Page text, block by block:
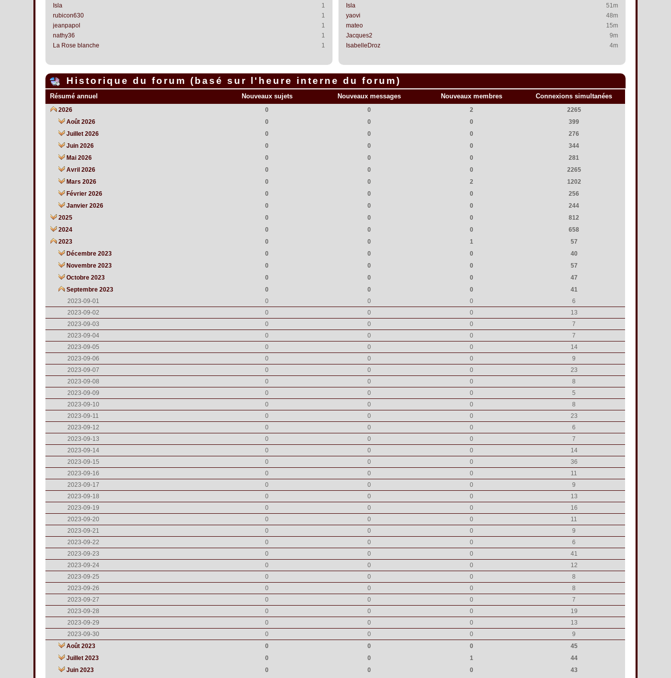
Isla
1
rubicon630
1
jeanpapol
1
nathy36
1
La Rose blanche
1
Isla
51m
yaovi
48m
mateo
15m
Jacques2
9m
IsabelleDroz
4m
Historique du forum (basé sur l'heure interne du forum)
Résumé annuel Nouveaux sujets Nouveaux messages Nouveaux membres Connexions simultanées
2026 0 0 2
2265
Août 2026
0 0 0
399
Juillet 2026
0 0 0
276
Juin 2026
0 0 0
344
Mai 2026
0 0 0
281
Avril 2026
0 0 0
2265
Mars 2026
0 0 2
1202
Février 2026
0 0 0
256
Janvier 2026
0 0 0
244
2025
0 0 0
812
2024
0 0 0
658
2023
0 0 1
57
Décembre 2023
0 0 0
40
Novembre 2023
0 0 0
57
Octobre 2023
0 0 0
47
Septembre 2023
0 0 0
41
2023-09-01
0 0 0
6
2023-09-02
0 0 0
13
2023-09-03
0 0 0
7
2023-09-04
0 0 0
7
2023-09-05
0 0 0
14
2023-09-06
0 0 0
9
2023-09-07
0 0 0
23
2023-09-08
0 0 0
8
2023-09-09
0 0 0
5
2023-09-10
0 0 0
8
2023-09-11
0 0 0
23
2023-09-12
0 0 0
6
2023-09-13
0 0 0
7
2023-09-14
0 0 0
14
2023-09-15
0 0 0
36
2023-09-16
0 0 0
11
2023-09-17
0 0 0
9
2023-09-18
0 0 0
13
2023-09-19
0 0 0
16
2023-09-20
0 0 0
11
2023-09-21
0 0 0
9
2023-09-22
0 0 0
6
2023-09-23
0 0 0
41
2023-09-24
0 0 0
12
2023-09-25
0 0 0
8
2023-09-26
0 0 0
8
2023-09-27
0 0 0
7
2023-09-28
0 0 0
19
2023-09-29
0 0 0
13
2023-09-30
0 0 0
9
Août 2023
0 0 0
45
Juillet 2023
0 0 1
44
Juin 2023
0 0 0 43